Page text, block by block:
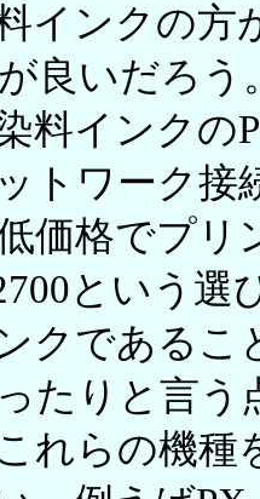
インクの方
良いだろ
料インクの
トワーク接
価格でプリ
という選
クであるこ
たりと言う
れらの機種